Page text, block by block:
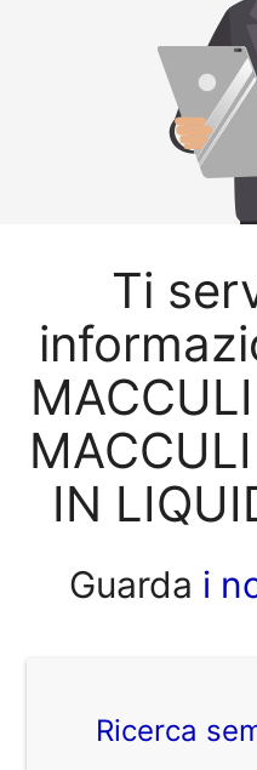
Ti
IN
Guarda i
Ricerca